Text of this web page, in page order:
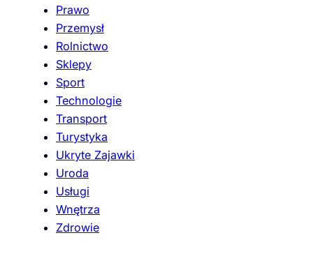
Prawo
Przemysł
Rolnictwo
Sklepy
Sport
Technologie
Transport
Turystyka
Ukryte Zajawki
Uroda
Usługi
Wnętrza
Zdrowie